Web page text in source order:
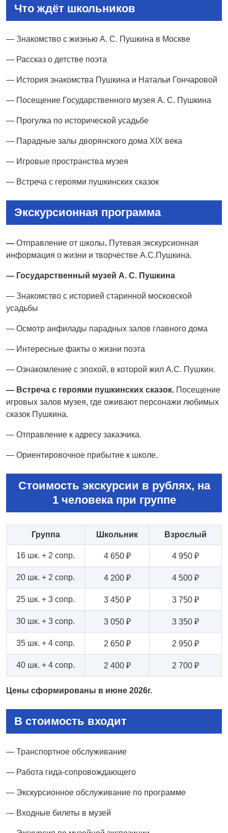
Что ждёт школьников
— Знакомство с жизнью А. С. Пушкина в Москве
— Рассказ о детстве поэта
— История знакомства Пушкина и Натальи Гончаровой
— Посещение Государственного музея А. С. Пушкина
— Прогулка по исторической усадьбе
— Парадные залы дворянского дома XIX века
— Игровые пространства музея
— Встреча с героями пушкинских сказок
Экскурсионная программа
— Отправление от школы. Путевая экскурсионная
информация о жизни и творчестве А.С.Пушкина.
— Государственный музей А. С. Пушкина
— Знакомство с историей старинной московской
усадьбы
— Осмотр анфилады парадных залов главного дома
— Интересные факты о жизни поэта
— Ознакомление с эпохой, в которой жил А.С. Пушкин.
— Встреча с героями пушкинских сказок. Посещение
игровых залов музея, где оживают персонажи любимых
сказок Пушкина.
— Отправление к адресу заказчика.
— Ориентировочное прибытие к школе.
Стоимость экскурсии в рублях, на
1 человека при группе
Группа Школьник Взрослый
16 шк. + 2 сопр. 4 650 ₽ 4 950 ₽
20 шк. + 2 сопр. 4 200 ₽ 4 500 ₽
25 шк. + 3 сопр. 3 450 ₽ 3 750 ₽
30 шк. + 3 сопр. 3 050 ₽ 3 350 ₽
35 шк. + 4 сопр. 2 650 ₽ 2 950 ₽
40 шк. + 4 сопр. 2 400 ₽ 2 700 ₽
Цены сформированы в июне 2026г.
В стоимость входит
— Транспортное обслуживание
— Работа гида-сопровождающего
— Экскурсионное обслуживание по программе
— Входные билеты в музей